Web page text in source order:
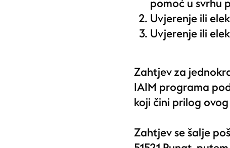
pomoć u svrhu
Uvjerenje ili
Uvjerenje ili
Zahtjev za
IAIM programa
koji čini prilog
Zahtjev se šalje